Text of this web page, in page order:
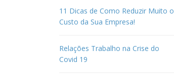
11 Dicas de Como Reduzir Muito o
Custo da Sua Empresa!
Relações Trabalho na Crise do
Covid 19